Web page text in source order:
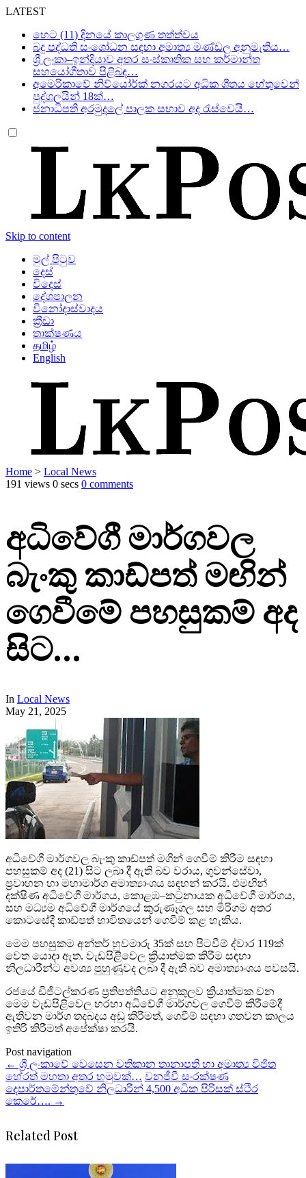
LATEST
හෙට (11) දිනයේ කාලගුණ තත්ත්වය
බදු පද්ධති සංශෝධන සඳහා අමාත්‍ය මණ්ඩල අනුමැතිය…
ශ්‍රී ලංකා–ඉන්දියාව අතර සංස්කෘතික සහ කර්මාන්ත
සහයෝගීතාව පිළිබඳ…
අමෙරිකාවේ නිව්යෝර්ක් නගරයට අධික ශීතය හේතුවෙන්
පුද්ගලයින් 18ක්…
ජනාධිපති අරමුදලේ පාලක සභාව අද රැස්වෙයි…
Skip to content
මුල් පිටුව
දෙස්
විදෙස්
දේශපාලන
විනෝදාස්වාදය
ක්‍රීඩා
තාක්ෂණය
தமிழ்
English
Home > Local News
191 views 0 secs 0 comments
අධිවේගී මාර්ගවල
බැංකු කාඩ්පත් මඟින්
ගෙවීමේ පහසුකම් අද
සිට…
In Local News
May 21, 2025
අධිවේගී මාර්ගවල බැංකු කාඩ්පත් මගින් ගෙවීම් කිරීම සඳහා
පහසුකම් අද (21) සිට ලබා දී ඇති බව වරාය, ගුවන්සේවා,
ප්‍රවාහන හා මහාමාර්ග අමාත්‍යාංශය සඳහන් කරයි. එමඟින්
දක්ෂිණ අධිවේගී මාර්ගය, කොළඹ–කටුනායක අධිවේගී මාර්ගය,
සහ මධ්‍යම අධිවේගී මාර්ගයේ කුරුණෑගල සහ මීරිගම අතර
කොටසේදී කාඩ්පත් භාවිතයෙන් ගෙවීම් කළ හැකිය.
මෙම පහසුකම අන්තර් හුවමාරු 35ක් සහ පිටවීම් ද්වාර 119ක්
වෙත යොදා ඇත. වැඩපිළිවෙල ක්‍රියාත්මක කිරීම සඳහා
නිලධාරීන්ට අවශ්‍ය පුහුණුවද ලබා දී ඇති බව අමාත්‍යාංශය පවසයි.
රජයේ ඩිජිටල්කරණ ප්‍රතිපත්තියට අනුකුලව ක්‍රියාත්මක වන
මෙම වැඩපිළිවෙල හරහා අධිවේගී මාර්ගවල ගෙවීම් කිරීමේදී
ඇතිවන මාර්ග තදබදය අඩු කිරීමත්, ගෙවීම් සඳහා ගතවන කාලය
ඉතිරි කිරීමත් අපේක්ෂා කරයි.
Post navigation
← ශ්‍රී ලංකාවේ වෙසෙන වතිකාන තානාපති හා අමාත්‍ය විජිත
හේරත් මහතා අතර හමුවක්… වනජීවී සංරක්ෂණ
දෙපාර්තමේන්තුවේ නිලධාරීන් 4,500 අධික පිරිසක් ස්ථිර
කෙරේ…. →
Related Post